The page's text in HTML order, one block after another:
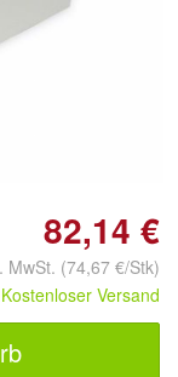
82,14 €
(74,67 €/Stk)
Kostenloser Versand